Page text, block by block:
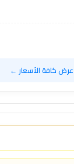
عرض كافة الأسعار ←